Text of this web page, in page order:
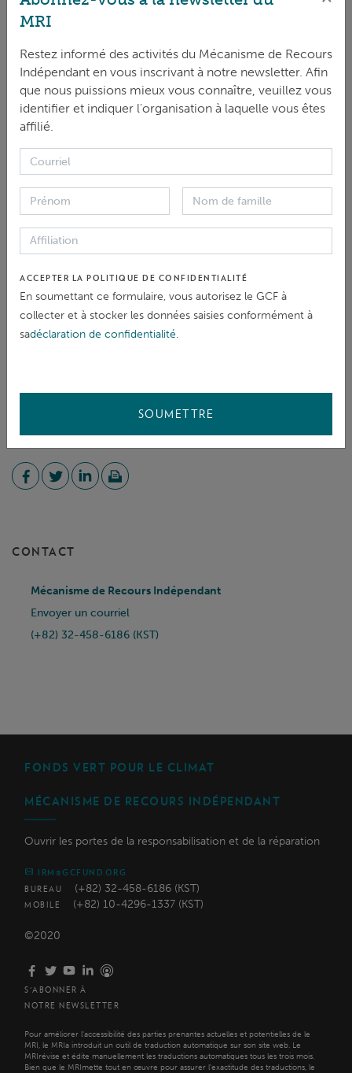
collaborative opportunities. The position is based in
Apply by 6 July:https://bit.ly/45VBf0u
2) Compliance Expert and Investigator Consultants
(Roster)
The IRM is developing a roster of remote consultants
with expertise in social and environmental safeguards
and compliance investigations to help
GCF-funded projects. This is a remote position.
Occasional field missions may be required.
PARTAGER
CONTACT
Mécanisme de Recours Indépendant
Envoyer un courriel
(+82) 32-458-6186 (KST)
FONDS VERT POUR LE CLIMAT
MÉCANISME DE RECOURS INDÉPENDANT
Ouvrir les portes de la responsabilisation et de la réparation
IRM@GCFUND.ORG
BUREAU
(+82) 32-458-6186 (KST)
MOBILE (+82) 10-4296-1337 (KST)
©2020
S'ABONNER À
NOTRE NEWSLETTER
Pour améliorer l'accessibilité des parties prenantes actuelles et potentielles de le
MRI, le MRIa introduit un outil de traduction automatique sur son site web. Le
MRIrévise et édite manuellement les traductions automatiques tous les trois mois.
Bien que le MRImette tout en œuvre pour assurer l'exactitude des traductions, le
MRI
Restez informé des activités du Mécanisme de Recours
Indépendant en vous inscrivant à notre newsletter. Afin
que nous puissions mieux vous connaître, veuillez vous
identifier et indiquer l'organisation à laquelle vous êtes
affilié.
ACCEPTER LA POLITIQUE DE CONFIDENTIALITÉ
En soumettant ce formulaire, vous autorisez le GCF à
collecter et à stocker les données saisies conformément à
sadéclaration de confidentialité.
SOUMETTRE